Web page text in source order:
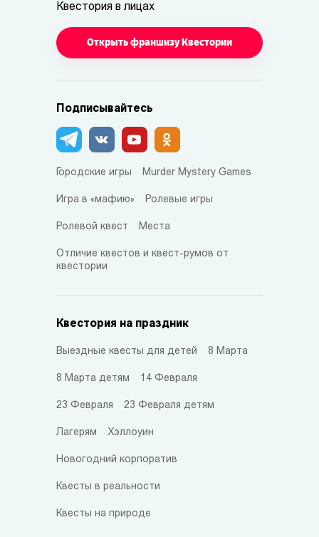
Квестория в лицах
Открыть франшизу Квестории
Подписывайтесь
Городские игры Murder Mystery Games
Игра в «мафию» Ролевые игры
Ролевой квест Места
Отличие квестов и квест-румов от
квестории
Квестория на праздник
Выездные квесты для детей 8 Марта
8 Марта детям 14 Февраля
23 Февраля 23 Февраля детям
Лагерям Хэллоуин
Новогодний корпоратив
Квесты в реальности
Квесты на природе